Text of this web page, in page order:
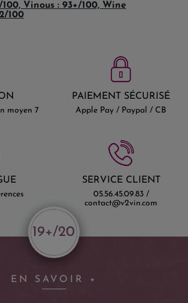
100, Vinous : 93+/100, Wine
100
moyen 7
PAIEMENT SÉCURISÉ
Apple Pay / Paypal / CB
SERVICE CLIENT
05.56.45.09.83 /
contact@v2vin.com
19+/20
EN SAVOIR +